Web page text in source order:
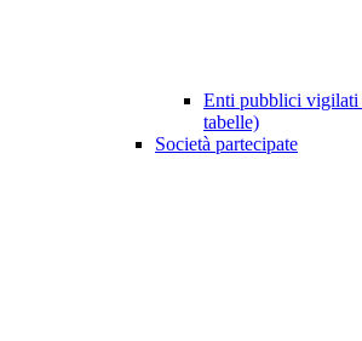
Enti pubblici vigilati
tabelle)
Società partecipate